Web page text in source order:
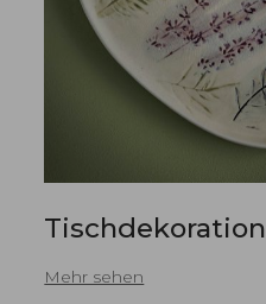
Tischdekoration
Mehr sehen